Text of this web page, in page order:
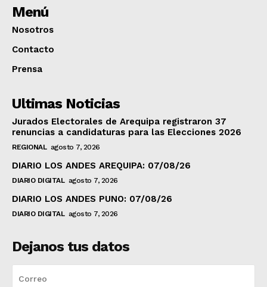
Menú
Nosotros
Contacto
Prensa
Ultimas Noticias
Jurados Electorales de Arequipa registraron 37
renuncias a candidaturas para las Elecciones 2026
REGIONAL agosto 7, 2026
DIARIO LOS ANDES AREQUIPA: 07/08/26
DIARIO DIGITAL agosto 7, 2026
DIARIO LOS ANDES PUNO: 07/08/26
DIARIO DIGITAL agosto 7, 2026
Dejanos tus datos